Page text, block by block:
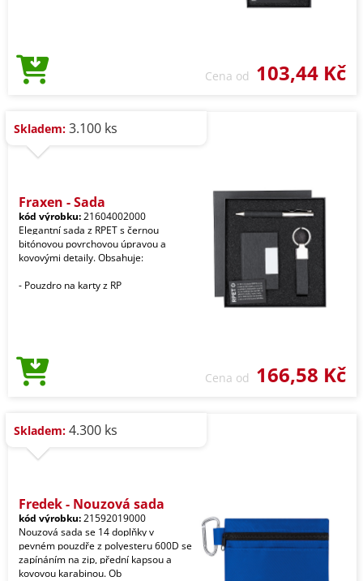
Cena od 103,44 Kč
Skladem: 3.100 ks
Fraxen - Sada
kód výrobku:21604002000
Elegantní sada z RPET s černou
bitónovou povrchovou úpravou a
kovovými detaily. Obsahuje:
- Pouzdro na karty z RP
Cena od 166,58 Kč
Skladem: 4.300 ks
Fredek - Nouzová sada
kód výrobku:21592019000
Nouzová sada se 14 doplňky v
pevném pouzdře z polyesteru 600D se
zapínáním na zip, přední kapsou a
kovovou karabinou. Ob